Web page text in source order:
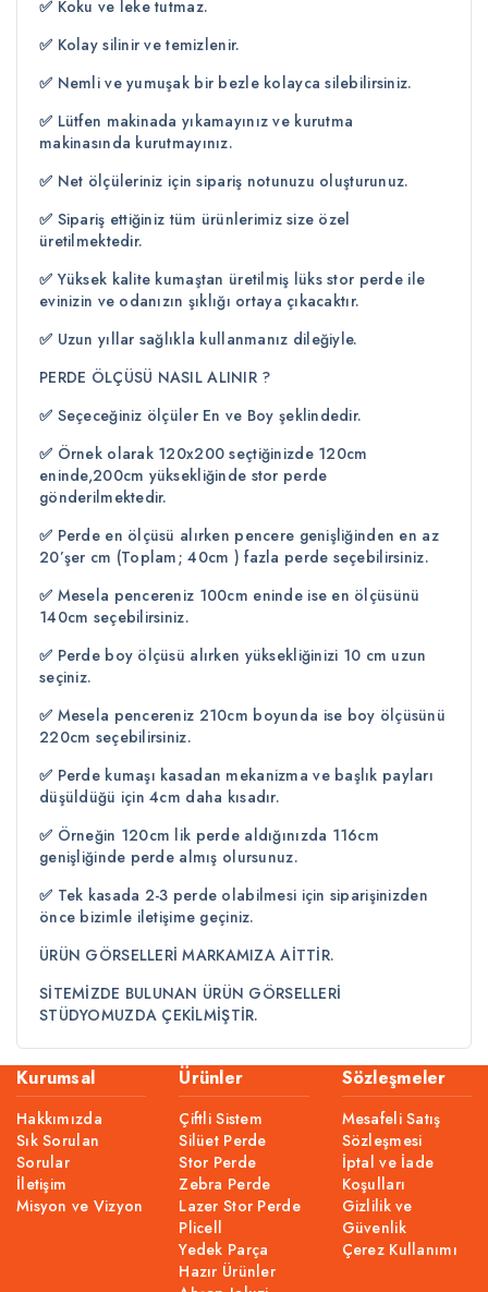
✅ Koku ve leke tutmaz.
✅ Kolay silinir ve temizlenir.
✅ Nemli ve yumuşak bir bezle kolayca silebilirsiniz.
✅ Lütfen makinada yıkamayınız ve kurutma
makinasında kurutmayınız.
✅ Net ölçüleriniz için sipariş notunuzu oluşturunuz.
✅ Sipariş ettiğiniz tüm ürünlerimiz size özel
üretilmektedir.
✅ Yüksek kalite kumaştan üretilmiş lüks stor perde ile
evinizin ve odanızın şıklığı ortaya çıkacaktır.
✅ Uzun yıllar sağlıkla kullanmanız dileğiyle.
PERDE ÖLÇÜSÜ NASIL ALINIR ?
✅ Seçeceğiniz ölçüler En ve Boy şeklindedir.
✅ Örnek olarak 120x200 seçtiğinizde 120cm
eninde,200cm yüksekliğinde stor perde
gönderilmektedir.
✅ Perde en ölçüsü alırken pencere genişliğinden en az
20’şer cm (Toplam; 40cm ) fazla perde seçebilirsiniz.
✅ Mesela pencereniz 100cm eninde ise en ölçüsünü
140cm seçebilirsiniz.
✅ Perde boy ölçüsü alırken yüksekliğinizi 10 cm uzun
seçiniz.
✅ Mesela pencereniz 210cm boyunda ise boy ölçüsünü
220cm seçebilirsiniz.
✅ Perde kumaşı kasadan mekanizma ve başlık payları
düşüldüğü için 4cm daha kısadır.
✅ Örneğin 120cm lik perde aldığınızda 116cm
genişliğinde perde almış olursunuz.
✅ Tek kasada 2-3 perde olabilmesi için siparişinizden
önce bizimle iletişime geçiniz.
ÜRÜN GÖRSELLERİ MARKAMIZA AİTTİR.​
SİTEMİZDE BULUNAN ÜRÜN GÖRSELLERİ
STÜDYOMUZDA ÇEKİLMİŞTİR.
Kurumsal
Hakkımızda
Sık Sorulan
Sorular
İletişim
Misyon ve Vizyon
Ürünler
Çiftli Sistem
Silüet Perde
Stor Perde
Zebra Perde
Lazer Stor Perde
Plicell
Yedek Parça
Hazır Ürünler
Sözleşmeler
Mesafeli Satış
Sözleşmesi
İptal ve İade
Koşulları
Gizlilik ve
Güvenlik
Çerez Kullanımı